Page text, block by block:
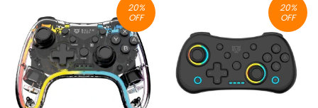
20%
OFF
20%
OFF